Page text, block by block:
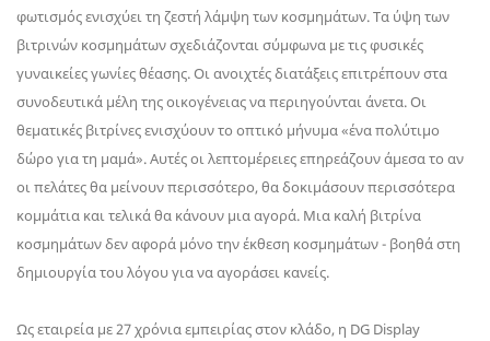
φωτισμός ενισχύει τη ζεστή λάμψη των κοσμημάτων. Τα ύψη των
βιτρινών κοσμημάτων σχεδιάζονται σύμφωνα με τις φυσικές
γυναικείες γωνίες θέασης. Οι ανοιχτές διατάξεις επιτρέπουν στα
συνοδευτικά μέλη της οικογένειας να περιηγούνται άνετα. Οι
θεματικές βιτρίνες ενισχύουν το οπτικό μήνυμα «ένα πολύτιμο
δώρο για τη μαμά». Αυτές οι λεπτομέρειες επηρεάζουν άμεσα το αν
οι πελάτες θα μείνουν περισσότερο, θα δοκιμάσουν περισσότερα
κομμάτια και τελικά θα κάνουν μια αγορά. Μια καλή βιτρίνα
κοσμημάτων δεν αφορά μόνο την έκθεση κοσμημάτων - βοηθά στη
δημιουργία του λόγου για να αγοράσει κανείς.
Ως εταιρεία με 27 χρόνια εμπειρίας στον κλάδο, η DG Display